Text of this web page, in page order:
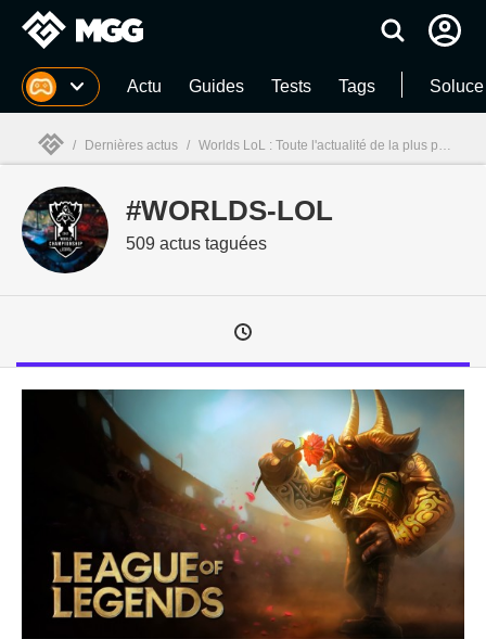
MGG Actu Guides Tests Tags
MGG
/ Dernières actus / Worlds LoL : Toute l'actualité de la plus prestigieuse des compétitions de League of Legends
#WORLDS-LOL
509 actus taguées